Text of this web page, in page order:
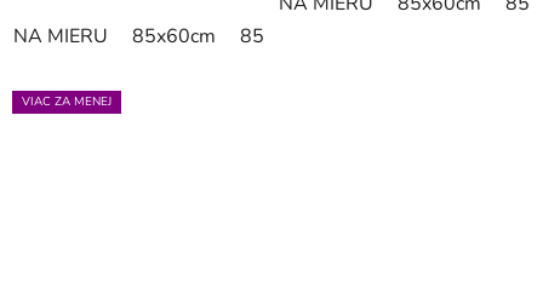
NA MIERU 85x60cm 85x75cm
VIAC ZA MENEJ